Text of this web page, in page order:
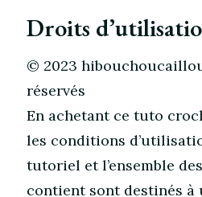
Droits
© 2023
réservés
En achetant ce tuto
les conditions
tutoriel et l’ensemble
contient sont destinés à